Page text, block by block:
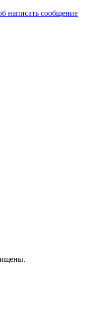
написать сообщение